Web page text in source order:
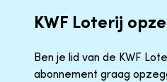
KWF Loterij
Ben je lid van de KWF
abonnement graag